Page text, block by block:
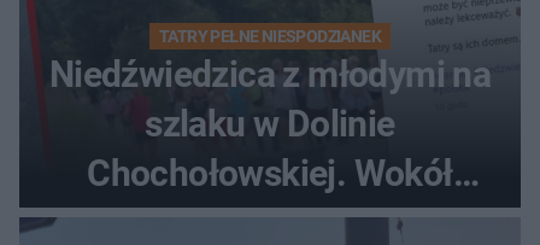
TATRY PEŁNE NIESPODZIANEK
Niedźwiedzica z młodymi na
szlaku w Dolinie
Chochołowskiej. Wokół
turyści!